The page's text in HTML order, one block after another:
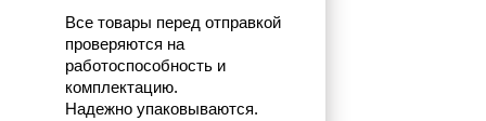
Все товары перед отправкой
проверяются на
работоспособность и
комплектацию.
Надежно упаковываются.